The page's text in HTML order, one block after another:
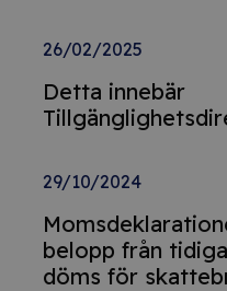
26/02/2025
Detta innebär
29/10/2024
belopp från
döms för